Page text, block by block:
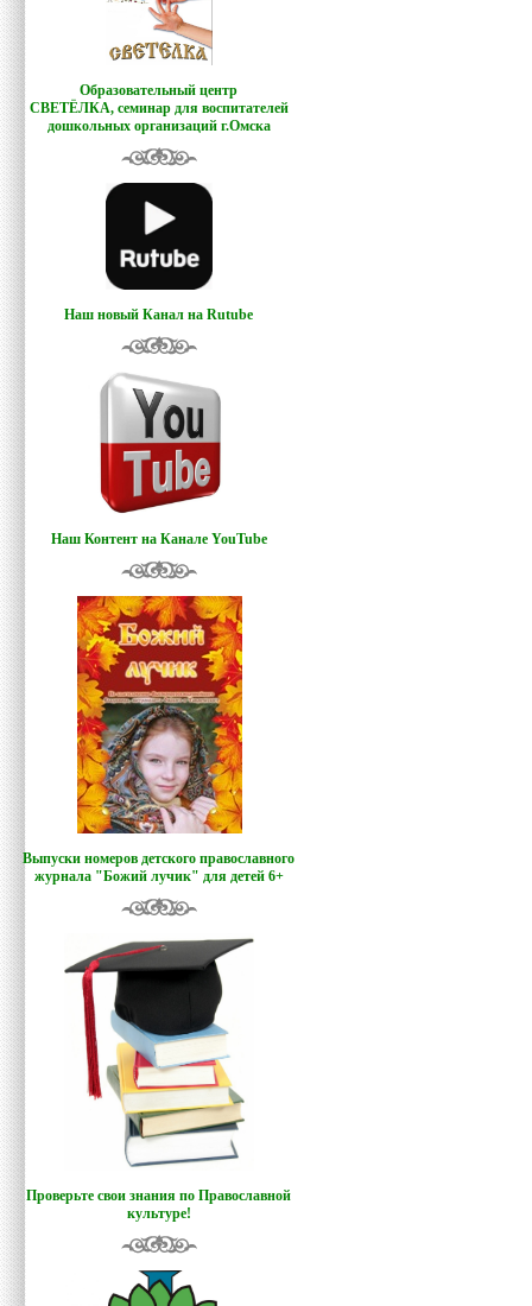
Образовательный центр
СВЕТЁЛКА, семинар для воспитателей
дошкольных организаций г.Омска
Наш новый Канал на Rutube
Наш Контент на Канале YouTube
Выпуски номеров детского православного
журнала "Божий лучик" для детей 6+
Проверьте свои знания по Православной
культуре!